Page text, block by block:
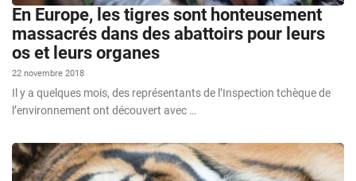
En Europe, les tigres sont honteusement
massacrés dans des abattoirs pour leurs
os et leurs organes
22 novembre 2018
Il y a quelques mois, des représentants de l’Inspection tchèque de
l’environnement ont découvert avec …